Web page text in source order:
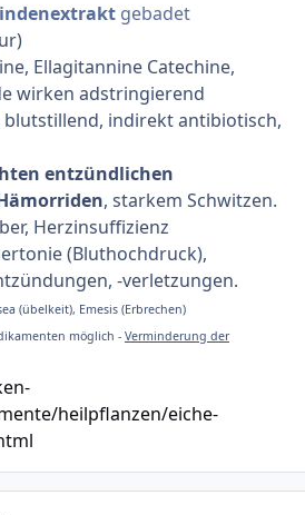
gebadet
Ellagitannine Catechine,
wirken adstringierend
blutstillend, indirekt antibiotisch,
entzündlichen
, starkem Schwitzen.
Herzinsuffizienz
(Bluthochdruck),
-verletzungen.
(übelkeit), Emesis (Erbrechen)
möglich - Verminderung der
heilpflanzen/eiche-